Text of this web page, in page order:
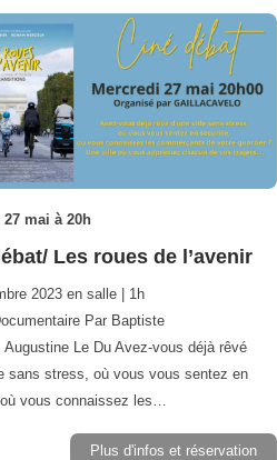
27 mai à 20h
Les roues de l’avenir
2023 en salle | 1h
Par Baptiste
Augustine Le Du Avez-vous déjà rêvé
sans stress, où vous vous sentez en
vous connaissez les…
Plus d'infos et réservation